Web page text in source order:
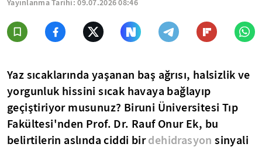
Yayınlanma Tarihi:09.07.2026 08:46
Yaz sıcaklarında yaşanan baş ağrısı, halsizlik ve
yorgunluk hissini sıcak havaya bağlayıp
geçiştiriyor musunuz? Biruni Üniversitesi Tıp
Fakültesi'nden Prof. Dr. Rauf Onur Ek, bu
belirtilerin aslında ciddi birdehidrasyon sinyali